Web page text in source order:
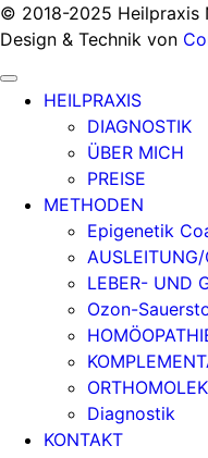
© 2018-2025 Heilpraxis
Design & Technik von
HEILPRAXIS
DIAGNOSTIK
ÜBER MICH
PREISE
METHODEN
Epigenetik
LEBER- UND
Ozon-
Diagnostik
KONTAKT